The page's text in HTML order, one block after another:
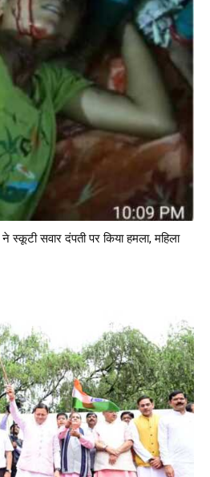
स्कूटी सवार दंपती पर किया हमला, महिला